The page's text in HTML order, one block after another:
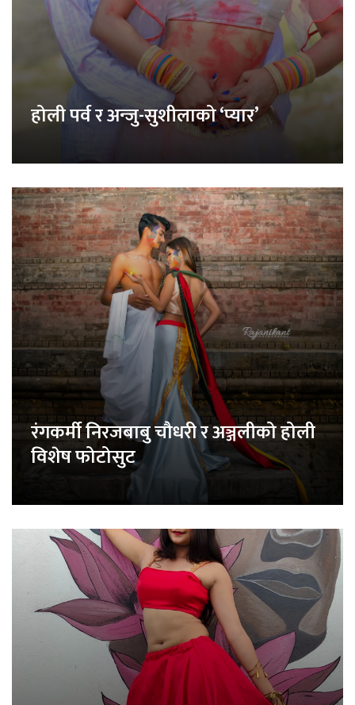
होली पर्व र अन्जु-सुशीलाको ‘प्यार’
रंगकर्मी निरजबाबु चौधरी र अञ्जलीको होली
विशेष फोटोसुट